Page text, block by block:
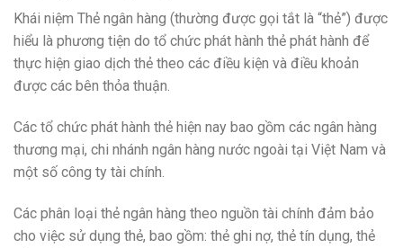
Khái niệm Thẻ ngân hàng (thường được gọi tắt là “thẻ”) được
hiểu là phương tiện do tổ chức phát hành thẻ phát hành để
thực hiện giao dịch thẻ theo các điều kiện và điều khoản
được các bên thỏa thuận.
Các tổ chức phát hành thẻ hiện nay bao gồm các ngân hàng
thương mại, chi nhánh ngân hàng nước ngoài tại Việt Nam và
một số công ty tài chính.
Các phân loại thẻ ngân hàng theo nguồn tài chính đảm bảo
cho việc sử dụng thẻ, bao gồm: thẻ ghi nợ, thẻ tín dụng, thẻ